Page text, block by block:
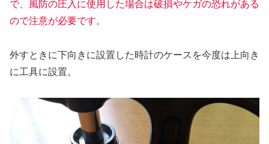
で、風防の圧入に使用した場合は破損やケガの恐れがある
ので注意が必要です。
外すときに下向きに設置した時計のケースを今度は上向き
に工具に設置。